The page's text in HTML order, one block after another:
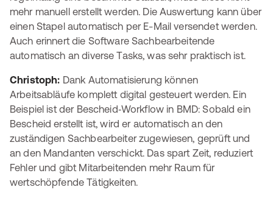
mehr manuell erstellt werden. Die Auswertung kann über
einen Stapel automatisch per E-Mail versendet werden.
Auch erinnert die Software Sachbearbeitende
automatisch an diverse Tasks, was sehr praktisch ist.
Christoph: Dank Automatisierung können
Arbeitsabläufe komplett digital gesteuert werden. Ein
Beispiel ist der Bescheid‑Workflow in BMD: Sobald ein
Bescheid erstellt ist, wird er automatisch an den
zuständigen Sachbearbeiter zugewiesen, geprüft und
an den Mandanten verschickt. Das spart Zeit, reduziert
Fehler und gibt Mitarbeitenden mehr Raum für
wertschöpfende Tätigkeiten.